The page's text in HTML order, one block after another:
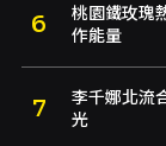
桃園鐵玫瑰
作能量
李千娜北流
光